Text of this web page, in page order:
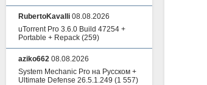
RubertoKavalli 08.08.2026
uTorrent Pro 3.6.0 Build 47254 +
Portable + Repack (259)
aziko662 08.08.2026
System Mechanic Pro на Русском +
Ultimate Defense 26.5.1.249 (1 557)